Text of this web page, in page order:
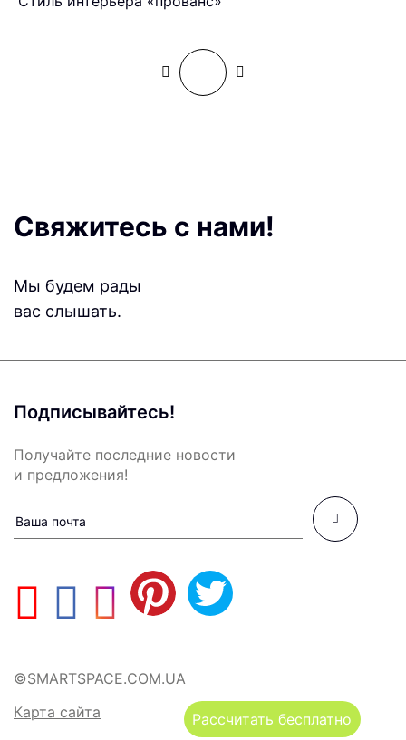
Рассчитать бесплатно
Свяжитесь с нами!
Мы будем рады
вас слышать.
Подписывайтесь!
Получайте последние новости
и предложения!
©SMARTSPACE.COM.UA
Карта сайта